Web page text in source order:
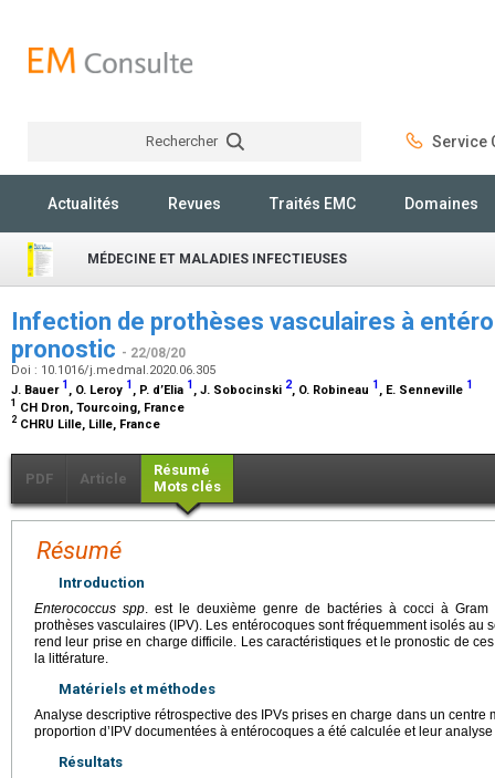
Rechercher Service
Actualités Revues Traités EMC Domaines
MÉDECINE ET MALADIES INFECTIEUSES
Infection de prothèses vasculaires à
pronostic - 22/08/20
Doi : 10.1016/j.medmal.2020.06.305
J. Bauer 1 , O. Leroy 1 , P. d’Elia 1 , J. Sobocinski 2, O. Robineau 1 , E. Senneville 1
1 CH Dron, Tourcoing, France
2 CHRU Lille, Lille, France
PDF Article
Résumé
Mots clés
Résumé
Introduction
Enterococcus spp. est le deuxième genre de bactéries à cocci à
prothèses vasculaires (IPV). Les entérocoques sont fréquemment isolés au
rend leur prise en charge difficile. Les caractéristiques et le pronostic de
la littérature.
Matériels et méthodes
Analyse descriptive rétrospective des IPVs prises en charge dans un
proportion d’IPV documentées à entérocoques a été calculée et leur
Résultats